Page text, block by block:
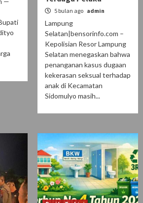
5 bulan ago admin
Lampung
Selatan|bensorinfo.com –
Kepolisian Resor Lampung
Selatan menegaskan bahwa
penanganan kasus dugaan
kekerasan seksual terhadap
anak di Kecamatan
Sidomulyo masih...